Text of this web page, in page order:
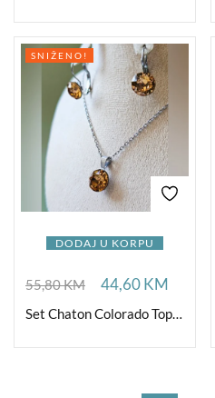
DODAJ U KORPU
SNIŽENO!
55,80KM 44,60KM
Set Chaton Colorado Topaz